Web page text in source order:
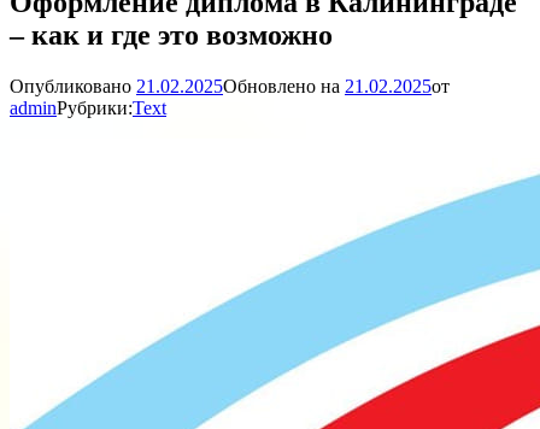
– как и где это возможно
Опубликовано 21.02.2025Обновлено на 21.02.2025от
adminРубрики:Text